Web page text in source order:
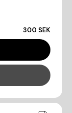
300 SEK